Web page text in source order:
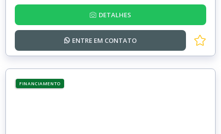
DETALHES
ENTRE EM CONTATO
FINANCIAMENTO